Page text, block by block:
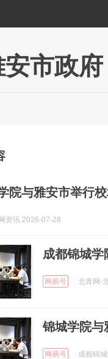
安市政府
院与雅安市举行
资讯 2026-07-28
成都锦城学
网易号 北青网-
锦城学院与
网易号 成都锦